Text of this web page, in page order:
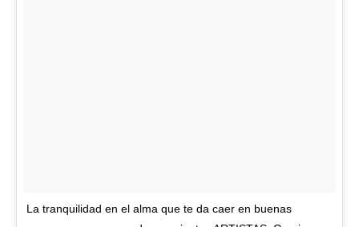
La tranquilidad en el alma que te da caer en buenas